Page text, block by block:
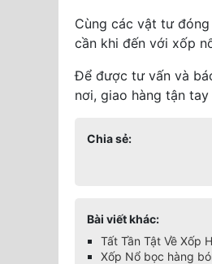
Cùng các vật tư
cần khi đến với xốp
Để được tư vấn và
nơi, giao hàng tận tay
Chia sẻ:
Bài viết khác:
Tất Tần Tật Về Xốp
Xốp Nổ bọc hàng